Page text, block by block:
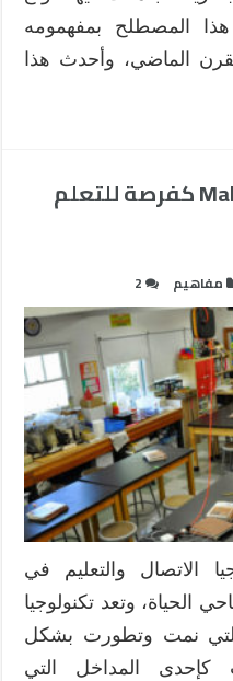
المصطلح بمفهمومه
الماضي، وأحدث هذا
مساحة الصانع Maker Space كفرصة للتعلم
مفاهيم 2
الاتصال والتعليم في
الحياة، وتعد تكنولوجيا
التي نمت وتطورت بشكل
المداخل التي